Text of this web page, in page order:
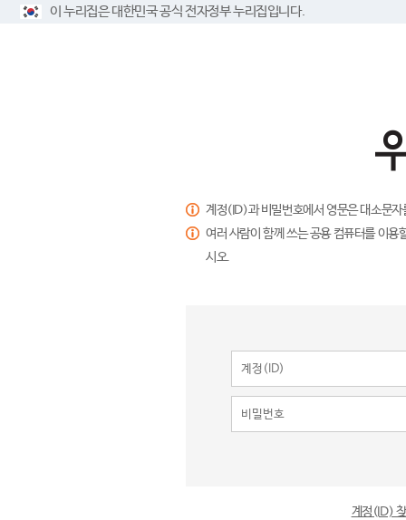
이 누리집은 대한민국 공식 전자정부 누리집입니다.
계정(ID)과 비밀번호에서 영문은 대소문
여러 사람이 함께 쓰는 공용 컴퓨터를 이
시오.
계정(ID)